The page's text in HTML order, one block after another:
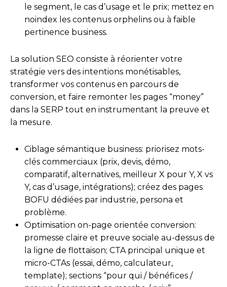
le segment, le cas d’usage et le prix; mettez en
noindex les contenus orphelins ou à faible
pertinence business.
La solution SEO consiste à réorienter votre
stratégie vers des intentions monétisables,
transformer vos contenus en parcours de
conversion, et faire remonter les pages “money”
dans la SERP tout en instrumentant la preuve et
la mesure.
Ciblage sémantique business: priorisez mots-
clés commerciaux (prix, devis, démo,
comparatif, alternatives, meilleur X pour Y, X vs
Y, cas d’usage, intégrations); créez des pages
BOFU dédiées par industrie, persona et
problème.
Optimisation on-page orientée conversion:
promesse claire et preuve sociale au-dessus de
la ligne de flottaison; CTA principal unique et
micro-CTAs (essai, démo, calculateur,
template); sections “pour qui / bénéfices /